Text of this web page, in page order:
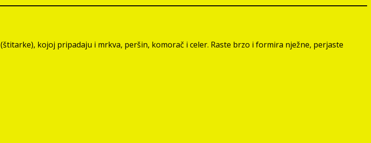
(štitarke), kojoj pripadaju i mrkva, peršin, komorač i celer. Raste brzo i formira nježne, perjaste